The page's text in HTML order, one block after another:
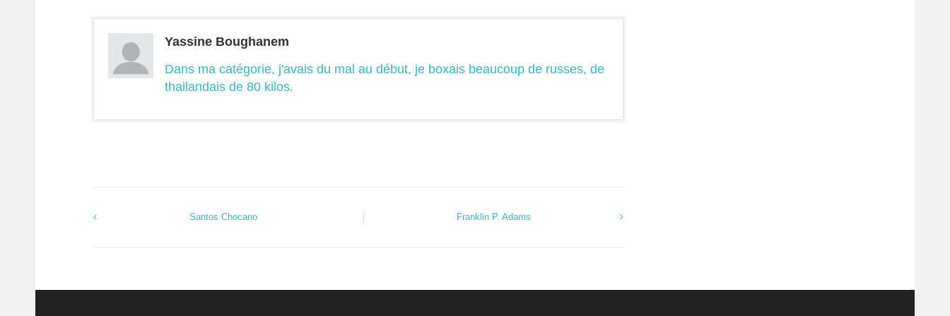
Yassine Boughanem
Dans ma catégorie, j'avais du mal au début, je boxais beaucoup de russes, de
thailandais de 80 kilos.
Santos Chocano Franklin P. Adams